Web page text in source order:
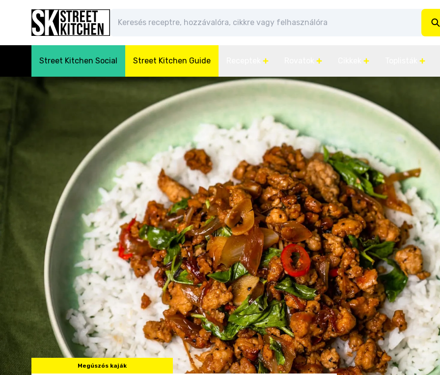
Street Kitchen Social Street Kitchen Guide
Megúszós kaják